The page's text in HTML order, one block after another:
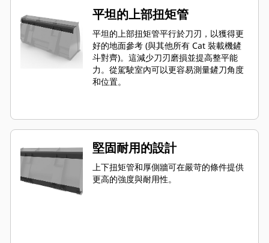
平坦的上部扭矩管
平坦的上部扭矩管平行於刀刃，以獲得更
好的地面參考 (與其他所有 Cat 裝載機鏟
斗對齊)。這減少刀刃磨損並提高整平能
力。從駕駛室內可以更容易測量鏟刀角度
和位置。
堅固耐用的設計
上下扭矩管和厚側牆可在嚴苛的條件提供
更高的強度與耐用性。